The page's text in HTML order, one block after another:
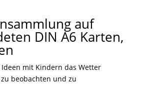
auf
DIN A6 Karten,
mit Kindern das Wetter
beobachten und zu